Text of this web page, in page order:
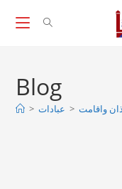
Blog
> عبادات > واقامت